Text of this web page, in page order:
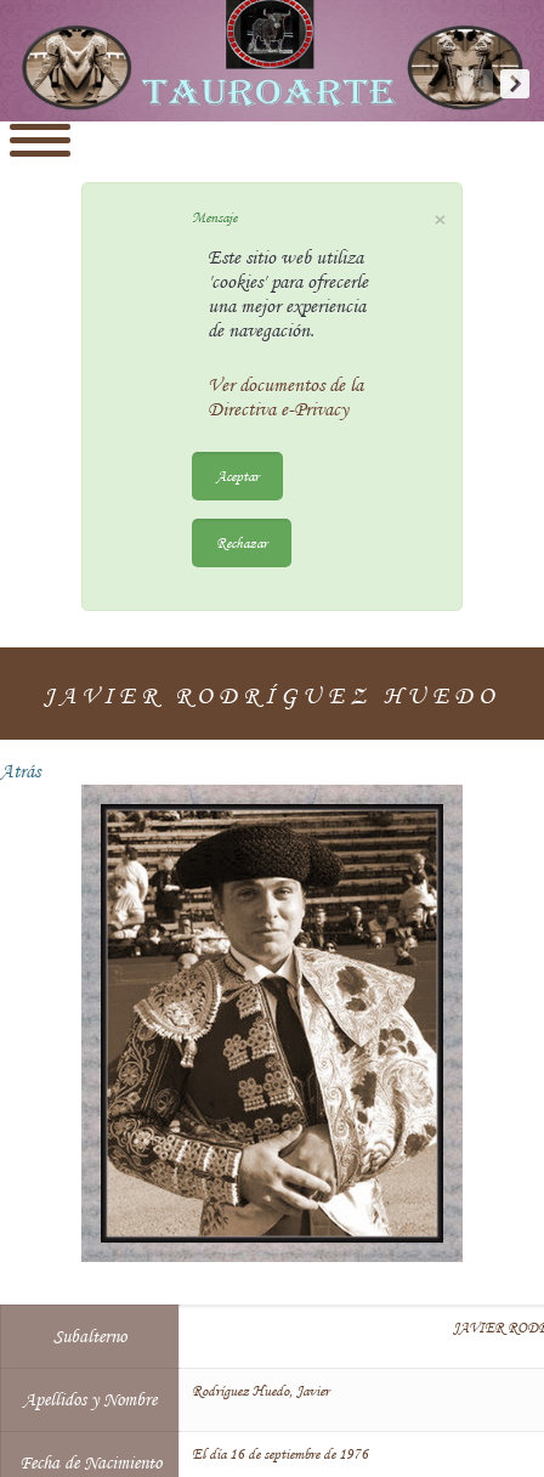
×
Mensaje
Este sitio web utiliza
'cookies' para ofrecerle
una mejor experiencia
de navegación.
Ver documentos de la
Directiva e-Privacy
Aceptar
Rechazar
JAVIER RODRÍGUEZ HUEDO
Atrás
Subalterno JAVIER
Apellidos y Nombre Rodríguez Huedo, Javier
Fecha de Nacimiento El día 16 de septiembre de 1976